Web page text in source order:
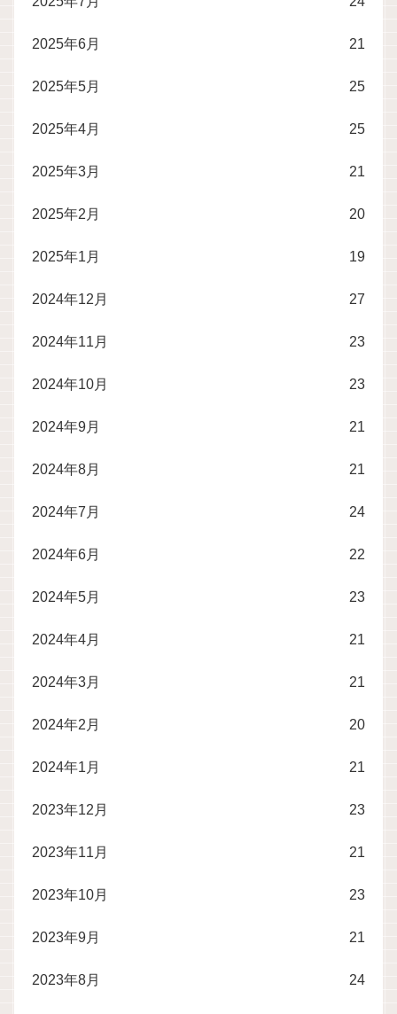
2025年6月 21
2025年5月 25
2025年4月 25
2025年3月 21
2025年2月 20
2025年1月 19
2024年12月 27
2024年11月 23
2024年10月 23
2024年9月 21
2024年8月 21
2024年7月 24
2024年6月 22
2024年5月 23
2024年4月 21
2024年3月 21
2024年2月 20
2024年1月 21
2023年12月 23
2023年11月 21
2023年10月 23
2023年9月 21
2023年8月 24